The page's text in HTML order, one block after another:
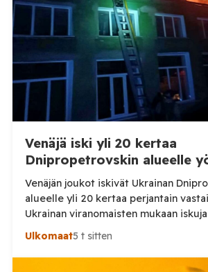
Venäjä iski yli 20 kertaa
Dnipropetrovskin alueelle
Venäjän joukot iskivät Ukrainan
alueelle yli 20 kertaa perjantain
Ukrainan viranomaisten mukaan
drooneilla ja tykistöllä viidelle eri
alueellisen sotilashallinnon johtaja
Ulkomaat5 t sitten